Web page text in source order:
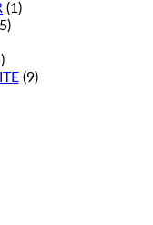
(1)
(9)